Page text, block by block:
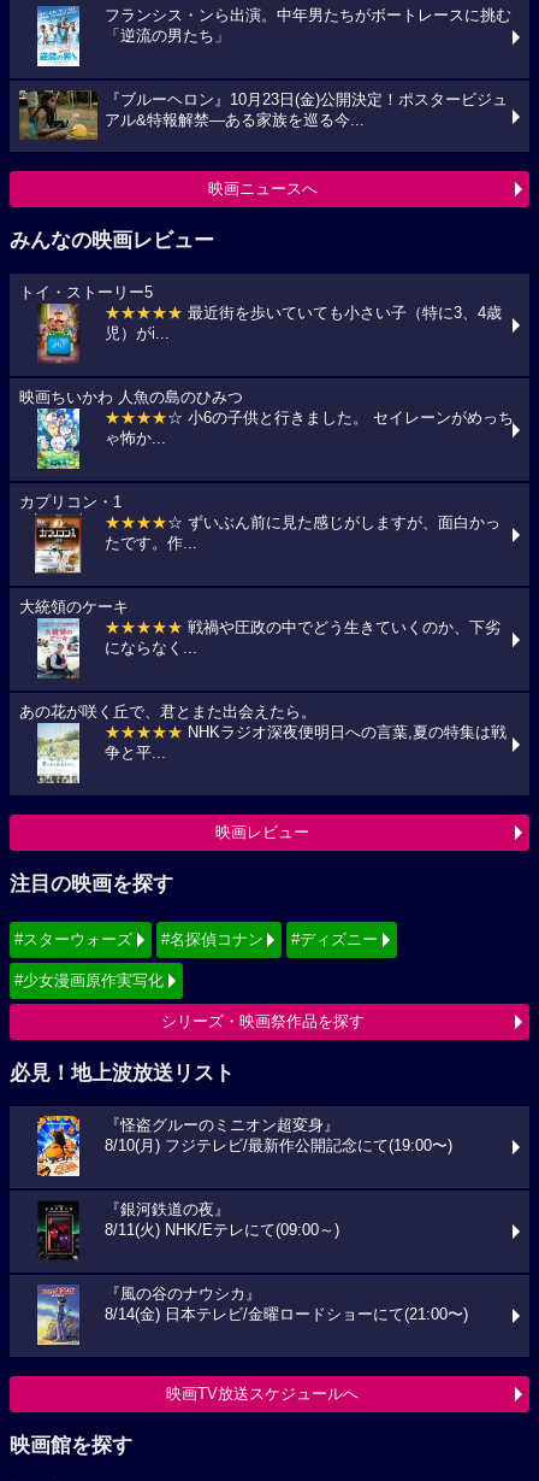
フランシス・ンら出演。中年男たちがボートレースに挑む
「逆流の男たち」
『ブルーヘロン』10月23日(金)公開決定！ポスタービジュ
アル&特報解禁―ある家族を巡る今...
映画ニュースへ
みんなの映画レビュー
トイ・ストーリー5
★★★★★ 最近街を歩いていても小さい子（特に3、4歳
児）がi...
映画ちいかわ 人魚の島のひみつ
★★★★☆ 小6の子供と行きました。 セイレーンがめっち
ゃ怖か...
カプリコン・1
★★★★☆ ずいぶん前に見た感じがしますが、面白かっ
たです。作...
大統領のケーキ
★★★★★ 戦禍や圧政の中でどう生きていくのか、下劣
にならなく...
あの花が咲く丘で、君とまた出会えたら。
★★★★★ NHKラジオ深夜便明日への言葉,夏の特集は戦
争と平...
映画レビュー
注目の映画を探す
#スターウォーズ #名探偵コナン #ディズニー
#少女漫画原作実写化
シリーズ・映画祭作品を探す
必見！地上波放送リスト
『怪盗グルーのミニオン超変身』
8/10(月) フジテレビ/最新作公開記念にて(19:00〜)
『銀河鉄道の夜』
8/11(火) NHK/Eテレにて(09:00～)
『風の谷のナウシカ』
8/14(金) 日本テレビ/金曜ロードショーにて(21:00〜)
映画TV放送スケジュールへ
映画館を探す